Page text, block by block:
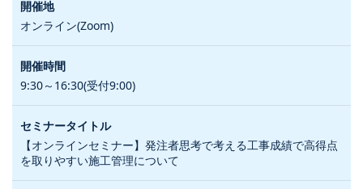
オンライン(Zoom)
9:30～16:30(受付9:00)
【オンラインセミナー】発注者思考で考える工事成績で高得点
を取りやすい施工管理について